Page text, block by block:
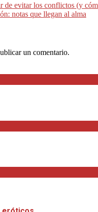
de evitar los conflictos (y
notas que llegan al alma
un comentario.